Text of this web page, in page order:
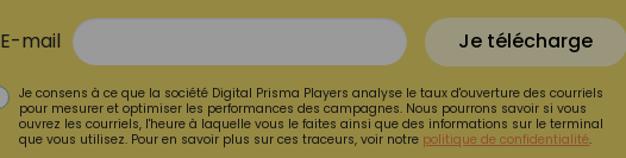
E-mail Je télécharge
Je consens à ce que la société Digital Prisma Players analyse le taux d'ouverture des courriels
pour mesurer et optimiser les performances des campagnes. Nous pourrons savoir si vous
ouvrez les courriels, l'heure à laquelle vous le faites ainsi que des informations sur le terminal
que vous utilisez. Pour en savoir plus sur ces traceurs, voir notre politique de confidentialité.